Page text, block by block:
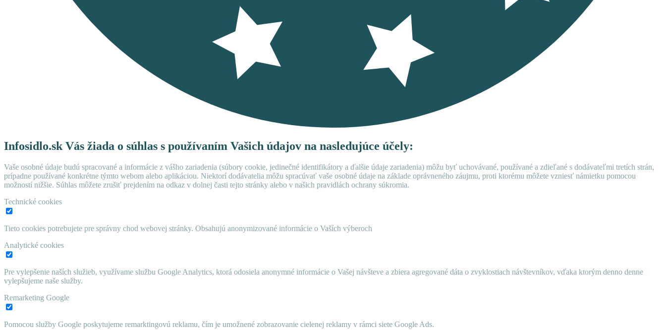
Infosidlo.sk Vás žiada o súhlas s používaním Vašich údajov na nasledujúce účely:
Vaše osobné údaje budú spracované a informácie z vášho zariadenia (súbory cookie, jedinečné identifikátory a ďalšie údaje zariadenia) môžu byť uchovávané, používané a zdieľané s dodávateľmi tretích strán,
prípadne používané konkrétne týmto webom alebo aplikáciou. Niektorí dodávatelia môžu spracúvať vaše osobné údaje na základe oprávneného záujmu, proti ktorému môžete vzniesť námietku pomocou
možností nižšie. Súhlas môžete zrušiť prejdením na odkaz v dolnej časti tejto stránky alebo v našich pravidlách ochrany súkromia.
Technické cookies
Tieto cookies potrebujete pre správny chod webovej stránky. Obsahujú anonymizované informácie o Vaších výberoch
Analytické cookies
Pre vylepšenie naších služieb, využívame službu Google Analytics, ktorá odosiela anonymné informácie o Vašej návšteve a zbiera agregované dáta o zvyklostiach návštevníkov, vďaka ktorým denno denne
vylepšujeme naše služby.
Remarketing Google
Pomocou služby Google poskytujeme remarktingovú reklamu, čím je umožnené zobrazovanie cielenej reklamy v rámci siete Google Ads.